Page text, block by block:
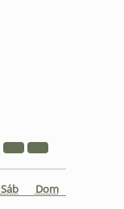
Sáb Dom